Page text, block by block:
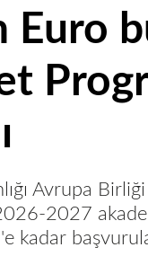
Euro
Avrupa
2027
kadar